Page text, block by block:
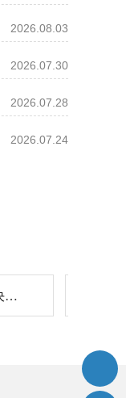
2026.08.03
2026.07.30
2026.07.28
2026.07.24
安装生物冰箱智能锁是为了解决样本异常问题实现实验室安全与效率双提升吗?26.6.23